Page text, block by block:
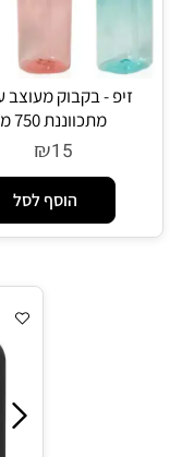
זיפ - בקבוק מעוצב
מתכווננת 750 מ”ל
₪15
הוסף לסל